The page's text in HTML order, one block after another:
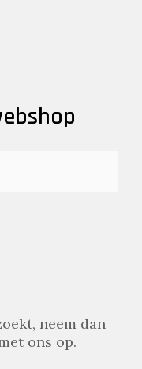
neem dan
ons op.